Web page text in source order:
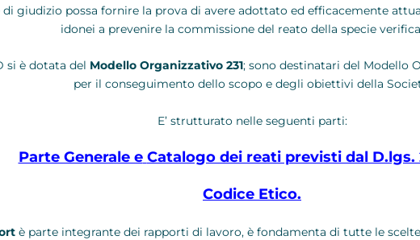
di giudizio possa fornire la prova di avere adottato ed efficacemente
idonei a prevenire la commissione del reato della specie
si è dotata del Modello Organizzativo 231; sono destinatari del Modello
per il conseguimento dello scopo e degli obiettivi della
E’ strutturato nelle seguenti parti:
Parte Generale e Catalogo dei reati previsti dal D.lgs.
Codice Etico.
è parte integrante dei rapporti di lavoro, è fondamenta di tutte le